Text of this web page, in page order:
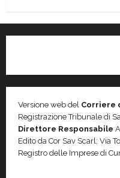
Versione web del Corriere
Registrazione Tribunale di
Direttore Responsabile
Edito da Cor Sav Scarl; Via
Registro delle Imprese di